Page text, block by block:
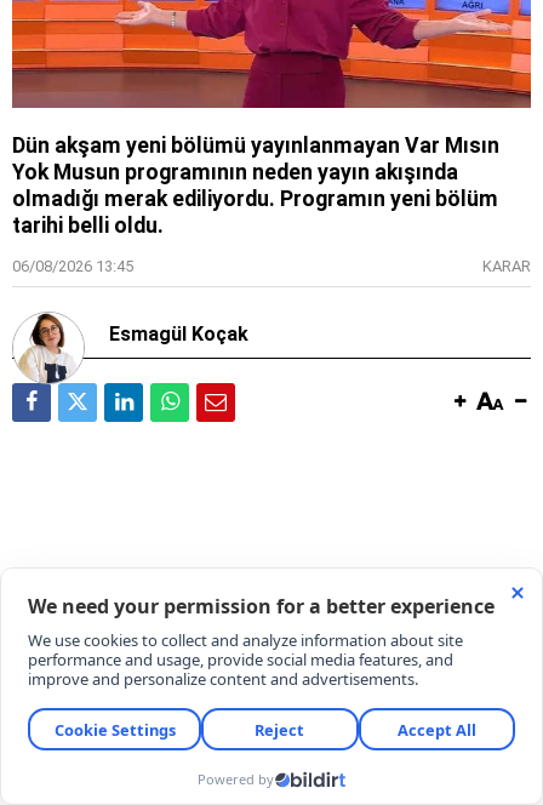
Dün akşam yeni bölümü yayınlanmayan Var Mısın
Yok Musun programının neden yayın akışında
olmadığı merak ediliyordu. Programın yeni bölüm
tarihi belli oldu.
06/08/2026 13:45 KARAR
Esmagül Koçak